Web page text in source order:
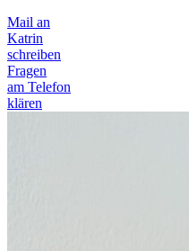
Mail an
Katrin
schreiben
Fragen
am Telefon
klären